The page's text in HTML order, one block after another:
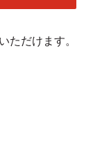
ただけます。